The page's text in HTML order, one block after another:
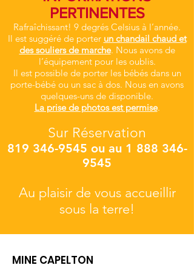
PERTINENTES
Rafraîchissant! 9 degrés Celsius à l’année.
Il est suggéré de porter un chandail chaud et
des souliers de marche. Nous avons de
l’équipement pour les oublis.
Il est possible de porter les bébés dans un
porte-bébé ou un sac à dos. Nous en avons
quelques-uns de disponible.
La prise de photos est permise.
Sur Réservation
819 346-9545 ou au 1 888 346-
9545
Au plaisir de vous accueillir
sous la terre!
MINE CAPELTON